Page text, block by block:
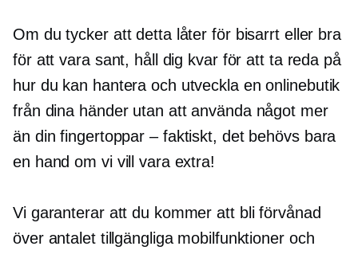
Om du tycker att detta låter för bisarrt eller bra
för att vara sant, håll dig kvar för att ta reda på
hur du kan hantera och utveckla en onlinebutik
från dina händer utan att använda något mer
än dinfingertoppar – faktiskt, det behövs bara
en hand om vi vill vara extra!
Vi garanterar att du kommer att bli förvånad
över antalet tillgängliga mobilfunktioner och